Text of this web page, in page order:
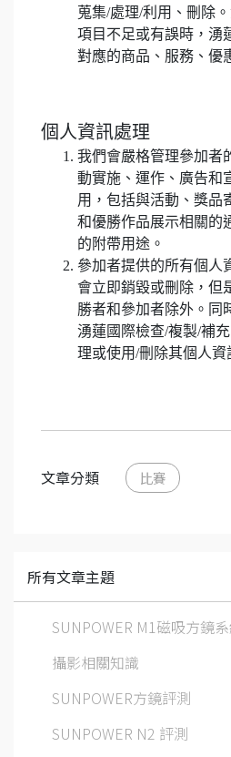
蒐集/處理/利用、刪除
項目不足或有誤時，湧
對應的商品、服務、優
個人資訊處理
我們會嚴格管理參加者
動實施、運作、廣告和
用，包括與活動、獎品
和優勝作品展示相關的
的附帶用途。
參加者提供的所有個人
會立即銷毀或刪除，但
勝者和參加者除外。同
湧蓮國際檢查/複製/補
理或使用/刪除其個人資
文章分類 比賽
所有文章主題
SUNPOWER M1磁吸方鏡
攝影相關知識
SUNPOWER方鏡評測
SUNPOWER N2 評測